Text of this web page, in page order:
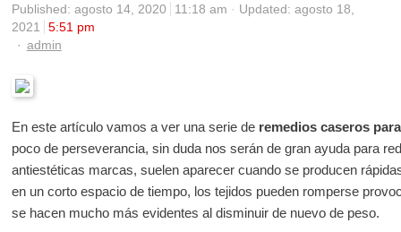
Published: agosto 14, 2020 11:18 am
Updated: agosto 18,
2021
5:51 pm
Author
admin
En este artículo vamos a ver una serie de remedios caseros
poco de perseverancia, sin duda nos serán de gran ayuda para
antiestéticas marcas, suelen aparecer cuando se producen
en un corto espacio de tiempo, los tejidos pueden romperse
se hacen mucho más evidentes al disminuir de nuevo de peso.